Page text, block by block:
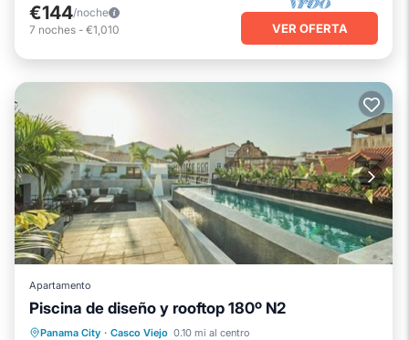
€144/noche
7 noches - €1,010 VER OFERTA
Apartamento
Piscina de diseño y rooftop 180º N2
Panama City · Casco Viejo 0.10 mi al centro
Chimenea/Calefacción
Piscina